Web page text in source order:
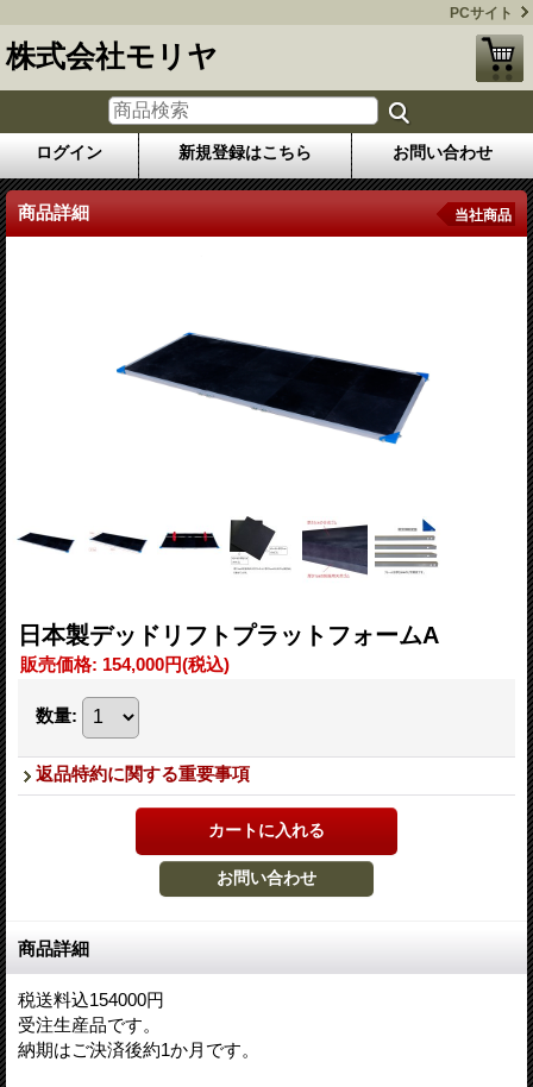
PCサイト
株式会社モリヤ
ログイン 新規登録はこちら お問い合わせ
商品詳細 当社商品
日本製デッドリフトプラットフォームA
販売価格: 154,000円(税込)
数量:
返品特約に関する重要事項
商品詳細
税送料込154000円
受注生産品です。
納期はご決済後約1か月です。